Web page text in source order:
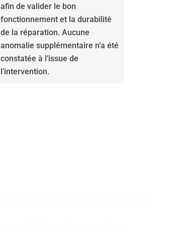
afin de valider le bon
fonctionnement et la durabilité
de la réparation. Aucune
anomalie supplémentaire n’a été
constatée à l’issue de
l’intervention.